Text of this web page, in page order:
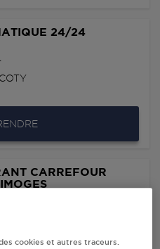
24/24
CARREFOUR
cookies et autres traceurs.